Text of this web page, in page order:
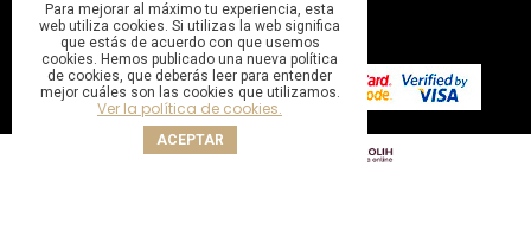
Sitio web gestionado por
Para mejorar al máximo tu experiencia, esta
web utiliza cookies. Si utilizas la web significa
que estás de acuerdo con que usemos
cookies. Hemos publicado una nueva política
de cookies, que deberás leer para entender
mejor cuáles son las cookies que utilizamos.
Ver la política de cookies.
ACEPTAR